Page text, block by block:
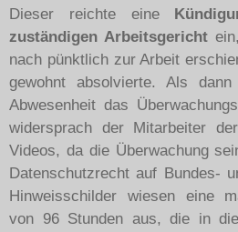
Dieser reichte eine
zuständigen Arbeitsgericht
nach pünktlich zur Arbeit
gewohnt absolvierte. Als
Abwesenheit das
widersprach der Mitarbeiter
Videos, da die Überwachung
Datenschutzrecht auf Bundes-
Hinweisschilder wiesen eine
von 96 Stunden aus, die in